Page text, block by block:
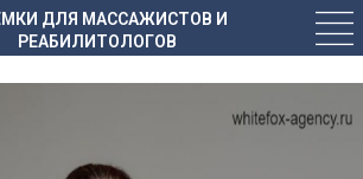
ДЛЯ МАССАЖИСТОВ И
РЕАБИЛИТОЛОГОВ